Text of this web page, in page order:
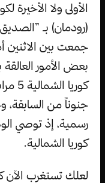
الأولى ولا الأخيرة
(رودمان) بـ
جمعت بين الاثنين
بعض الأمور العالقة
جنوناً من السابقة،
رسمية، إذ توصي
كوريا الشمالية.
لعلك تستغرب الآن